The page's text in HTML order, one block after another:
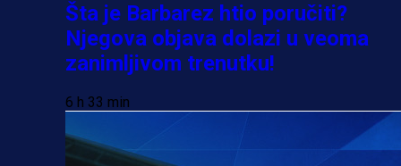
Šta je Barbarez htio poručiti?
Njegova objava dolazi u veoma
zanimljivom trenutku!
6 h 33 min